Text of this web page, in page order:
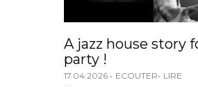
A jazz house story
party !
17.04.2026 ECOUTER LIRE